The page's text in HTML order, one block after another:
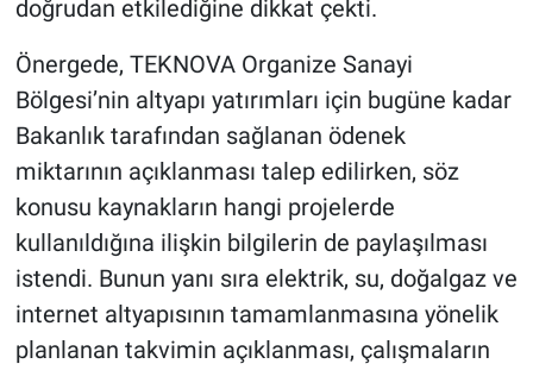
doğrudan etkilediğine dikkat çekti.
Önergede, TEKNOVA Organize Sanayi
Bölgesi’nin altyapı yatırımları için bugüne kadar
Bakanlık tarafından sağlanan ödenek
miktarının açıklanması talep edilirken, söz
konusu kaynakların hangi projelerde
kullanıldığına ilişkin bilgilerin de paylaşılması
istendi. Bunun yanı sıra elektrik, su, doğalgaz ve
internet altyapısının tamamlanmasına yönelik
planlanan takvimin açıklanması, çalışmaların